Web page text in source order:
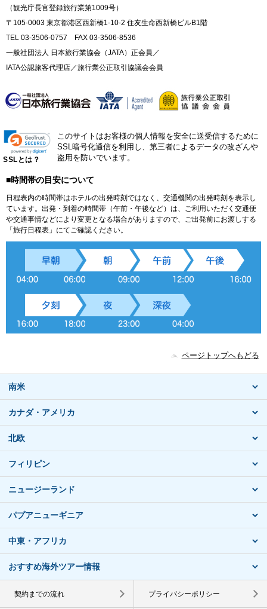
（観光庁長官登録旅行業第1009号）
〒105-0003 東京都港区西新橋1-10-2 住友生命西新橋ビルB1階
TEL 03-3506-0757 FAX 03-3506-8536
一般社団法人 日本旅行業協会（JATA）正会員／
IATA公認旅客代理店／旅行業公正取引協議会会員
SSLとは？
このサイトはお客様の個人情報を安全に送受信するために
SSL暗号化通信を利用し、第三者によるデータの改ざんや
盗用を防いでいます。
■時間帯の目安について
日程表内の時間帯はホテルの出発時刻ではなく、交通機関の出発時刻を表示し
ています。出発・到着の時間帯（午前・午後など）は、ご利用いただく交通便
や交通事情などにより変更となる場合がありますので、ご出発前にお渡しする
「旅行日程表」にてご確認ください。
ページトップへもどる
南米
カナダ・アメリカ
北欧
フィリピン
ニュージーランド
パプアニューギニア
中東・アフリカ
おすすめ海外ツアー情報
契約までの流れ プライバシーポリシー